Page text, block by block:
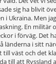
sig ha blivit
i Ukraina. Men
En militär
i förväg. Det
länderna i sitt
väst och det
till att Ryssland